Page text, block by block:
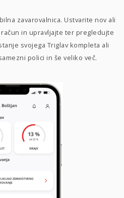
zavarovalnica. Ustvarite nov ali
in upravljajte ter pregledujte
svojega Triglav kompleta ali
polici in še veliko več.